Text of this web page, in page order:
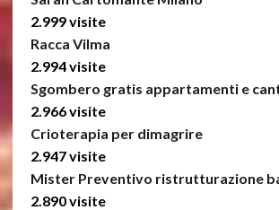
2.999 visite
Racca Vilma
2.994 visite
Sgombero gratis appartamenti e
2.966 visite
Crioterapia per dimagrire
2.947 visite
Mister Preventivo ristrutturazione
2.890 visite